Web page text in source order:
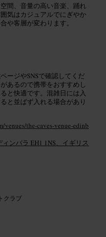
間、音量の高い音楽、踊れ
気はカジュアルでにぎやか
や客層が変わります。
ージやSNSで確認してくだ
あるので携帯をおすすめし
と快適です。混雑日には入
と並ばず入れる場合があり
the-caves-venue-edinb
ンバラ EH1 1NS、イギリス
クラブ